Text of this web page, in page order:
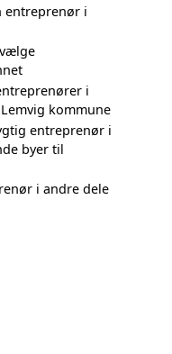
entreprenør i
i
kommune
entreprenør i
byer til
i andre dele